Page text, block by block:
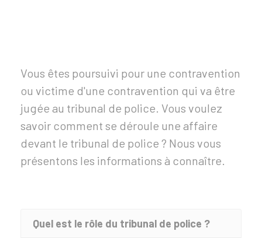
Vous êtes poursuivi pour une contravention
ou victime d'une contravention qui va être
jugée au tribunal de police. Vous voulez
savoir comment se déroule une affaire
devant le tribunal de police ? Nous vous
présentons les informations à connaître.
Quel est le rôle du tribunal de police ?